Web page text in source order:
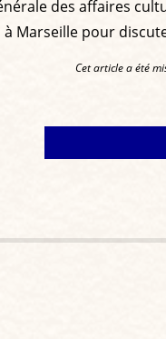
des affaires
à Marseille pour
Cet article a été